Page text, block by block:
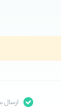
ارسال